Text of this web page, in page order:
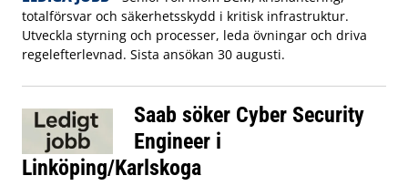
totalförsvar och säkerhetsskydd i kritisk infrastruktur.
Utveckla styrning och processer, leda övningar och driva
regelefterlevnad. Sista ansökan 30 augusti.
Saab söker Cyber Security
Engineer i
Linköping/Karlskoga